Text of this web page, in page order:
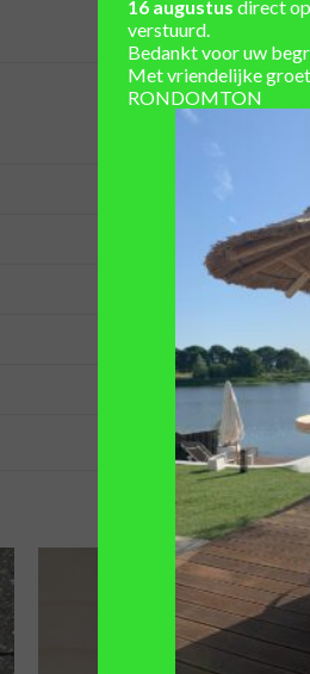
behandeld,
behandeld,
6-10
Eiken hout –
16 augustus direct
verstuurd.
Bedankt voor uw
Met vriendelijke groet,
RONDOMTON